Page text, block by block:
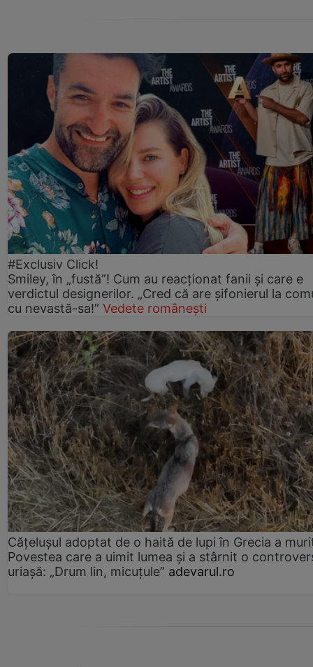
#Exclusiv Click!
Smiley, în „fustă”! Cum au reacționat fanii și care e
verdictul designerilor. „Cred că are șifonierul la
cu nevastă-sa!” Vedete românești
Cățelușul adoptat de o haită de lupi în Grecia a
Povestea care a uimit lumea și a stârnit o
uriașă: „Drum lin, micuțule” adevarul.ro